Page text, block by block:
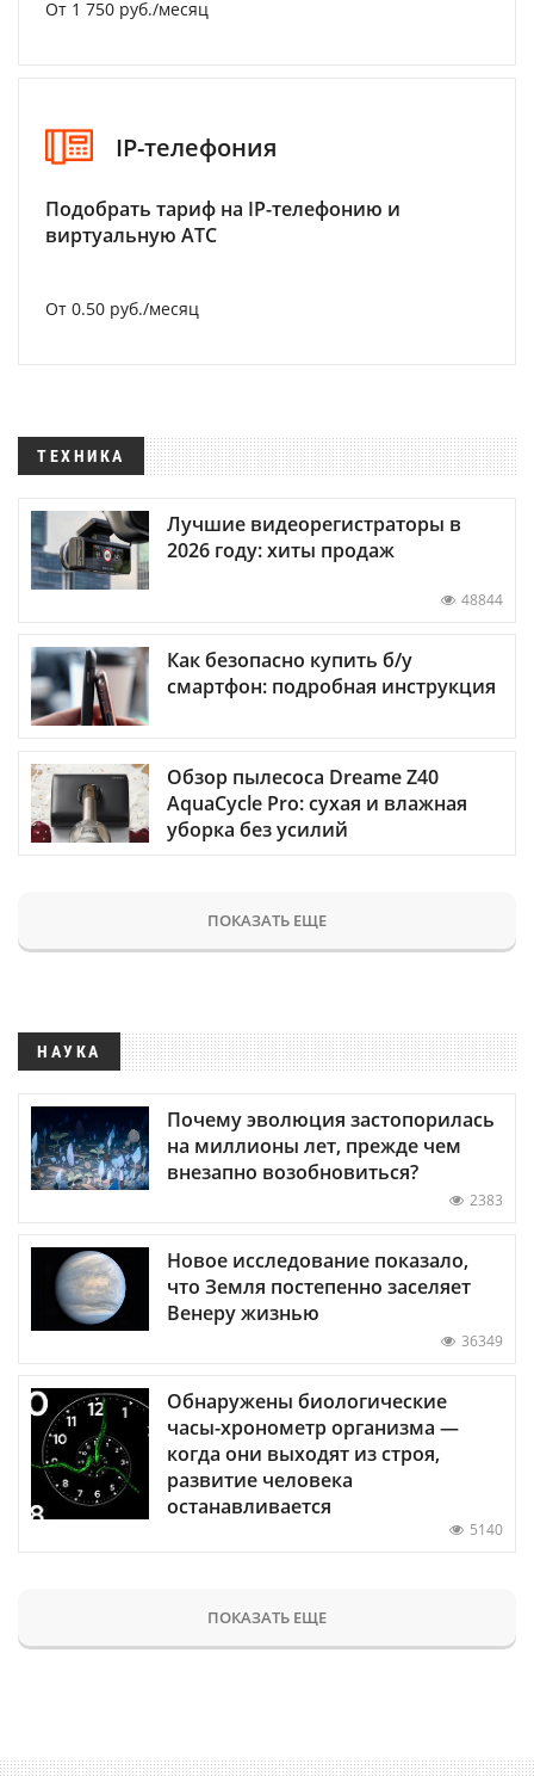
От 1 750 руб./месяц
IP-телефония
Подобрать тариф на IP-телефонию и
виртуальную АТС
От 0.50 руб./месяц
ТЕХНИКА
Лучшие видеорегистраторы в
2026 году: хиты продаж
48844
Как безопасно купить б/у
смартфон: подробная инструкция
Обзор пылесоса Dreame Z40
AquaCycle Pro: сухая и влажная
уборка без усилий
ПОКАЗАТЬ ЕЩЕ
НАУКА
Почему эволюция застопорилась
на миллионы лет, прежде чем
внезапно возобновиться?
2383
Новое исследование показало,
что Земля постепенно заселяет
Венеру жизнью
36349
Обнаружены биологические
часы-хронометр организма —
когда они выходят из строя,
развитие человека
останавливается
5140
ПОКАЗАТЬ ЕЩЕ